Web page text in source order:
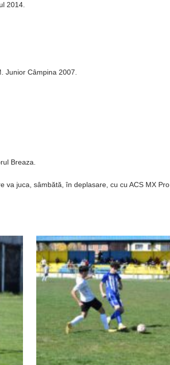
2014.
Junior Câmpina 2007.
Breaza.
va juca, sâmbătă, în deplasare, cu cu ACS MX Pro